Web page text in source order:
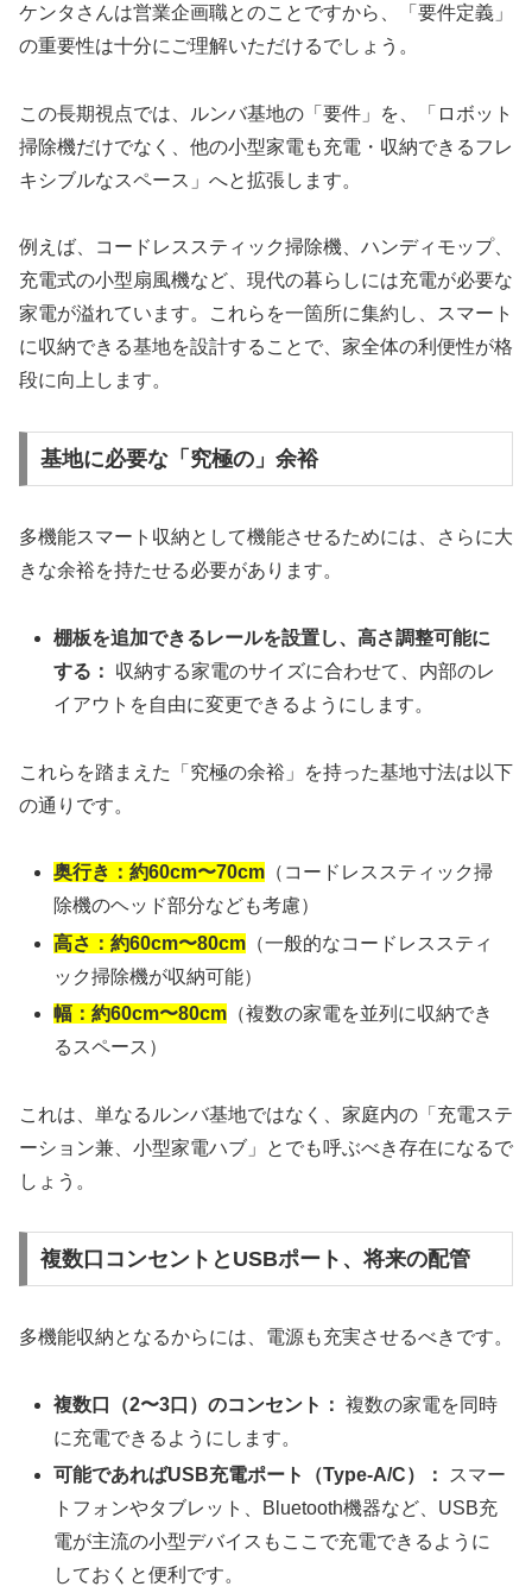
ケンタさんは営業企画職とのことですから、「要件定義」
の重要性は十分にご理解いただけるでしょう。
この長期視点では、ルンバ基地の「要件」を、「ロボット
掃除機だけでなく、他の小型家電も充電・収納できるフレ
キシブルなスペース」へと拡張します。
例えば、コードレススティック掃除機、ハンディモップ、
充電式の小型扇風機など、現代の暮らしには充電が必要な
家電が溢れています。これらを一箇所に集約し、スマート
に収納できる基地を設計することで、家全体の利便性が格
段に向上します。
基地に必要な「究極の」余裕
多機能スマート収納として機能させるためには、さらに大
きな余裕を持たせる必要があります。
棚板を追加できるレールを設置し、高さ調整可能に
する：
収納する家電のサイズに合わせて、内部のレ
イアウトを自由に変更できるようにします。
これらを踏まえた「究極の余裕」を持った基地寸法は以下
の通りです。
奥行き：約60cm〜70cm （コードレススティック掃
除機のヘッド部分なども考慮）
高さ：約60cm〜80cm （一般的なコードレススティ
ック掃除機が収納可能）
幅：約60cm〜80cm （複数の家電を並列に収納でき
るスペース）
これは、単なるルンバ基地ではなく、家庭内の「充電ステ
ーション兼、小型家電ハブ」とでも呼ぶべき存在になるで
しょう。
複数口コンセントとUSBポート、将来の配管
多機能収納となるからには、電源も充実させるべきです。
複数口（2〜3口）のコンセント： 複数の家電を同時
に充電できるようにします。
可能であればUSB充電ポート（Type-A/C）：
スマー
トフォンやタブレット、Bluetooth機器など、USB充
電が主流の小型デバイスもここで充電できるように
しておくと便利です。